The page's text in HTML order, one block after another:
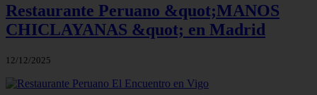
Restaurante Peruano &quot;MANOS
CHICLAYANAS &quot; en Madrid
12/12/2025